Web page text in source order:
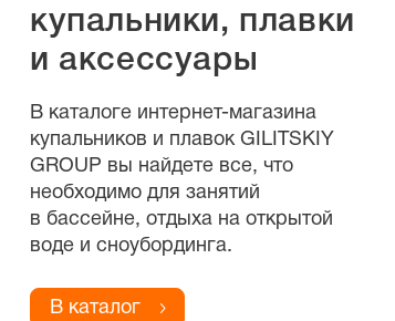
купальники, плавки
и аксессуары
В каталоге интернет-магазина
купальников и плавок GILITSKIY
GROUP вы найдете все, что
необходимо для занятий
в бассейне, отдыха на открытой
воде и сноубординга.
В каталог